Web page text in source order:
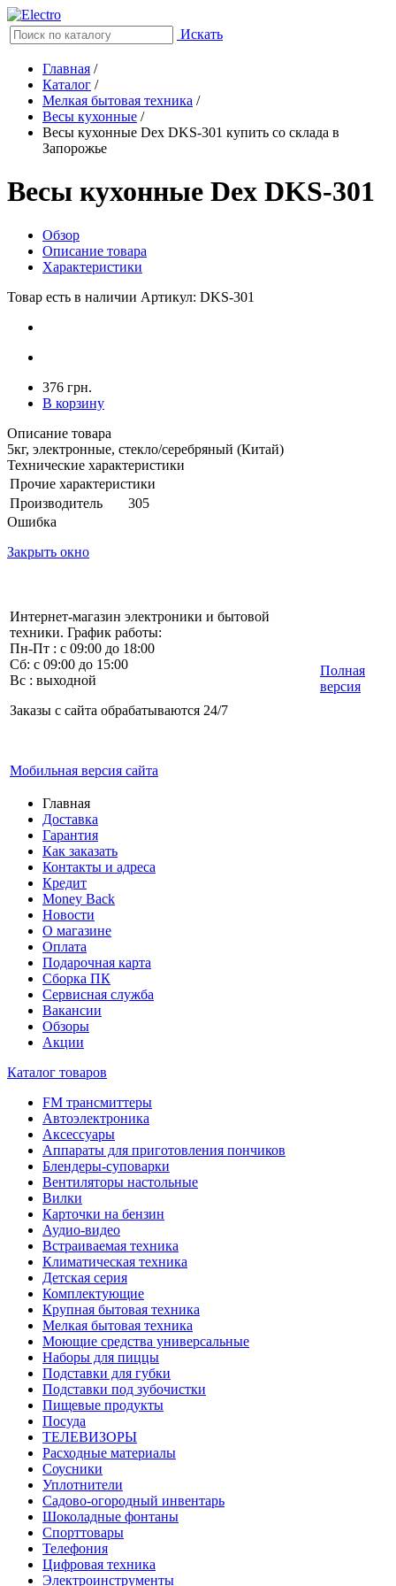
Искать
Главная /
Каталог /
Мелкая бытовая техника /
Весы кухонные /
Весы кухонные Dex DKS-301 купить со склада в
Запорожье
Весы кухонные Dex DKS-301
Обзор
Описание товара
Характеристики
Товар есть в наличии Артикул: DKS-301
376 грн.
В корзину
Описание товара
5кг, электронные, стекло/серебряный (Китай)
Технические характеристики
Прочие характеристики
Производитель
305
Ошибка
Закрыть окно
Интернет-магазин электроники и бытовой
техники. График работы:
Пн-Пт : с 09:00 до 18:00
Сб: с 09:00 до 15:00
Вс : выходной
Заказы с сайта обрабатываются 24/7
Мобильная версия сайта
Полная
версия
Главная
Доставка
Гарантия
Как заказать
Контакты и адреса
Кредит
Money Back
Новости
О магазине
Оплата
Подарочная карта
Сборка ПК
Сервисная служба
Вакансии
Обзоры
Акции
Каталог товаров
FM трансмиттеры
Автоэлектроника
Аксессуары
Аппараты для приготовления пончиков
Блендеры-суповарки
Вентиляторы настольные
Вилки
Карточки на бензин
Аудио-видео
Встраиваемая техника
Климатическая техника
Детская серия
Комплектующие
Крупная бытовая техника
Мелкая бытовая техника
Моющие средства универсальные
Наборы для пиццы
Подставки для губки
Подставки под зубочистки
Пищевые продукты
Посуда
ТЕЛЕВИЗОРЫ
Расходные материалы
Соусники
Уплотнители
Садово-огородный инвентарь
Шоколадные фонтаны
Спорттовары
Телефония
Цифровая техника
Электроинструменты